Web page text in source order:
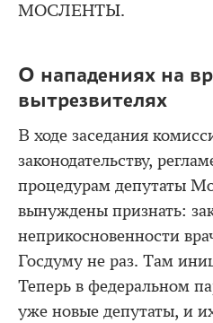
МОСЛЕНТЫ.
О нападениях на
вытрезвителях
В ходе заседания
законодательству,
процедурам депутаты
вынуждены признать:
неприкосновенности
Госдуму не раз. Там
Теперь в федеральном
уже новые депутаты, и